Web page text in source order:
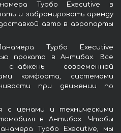
Турбо Executive в
и забронировать аренду
авто в аэропорты
Турбо Executive
проката в Антибах. Все
современной
комфорта, системами
при движении по
с ценами и техническими
в Антибах. Чтобы
Турбо Executive, мы